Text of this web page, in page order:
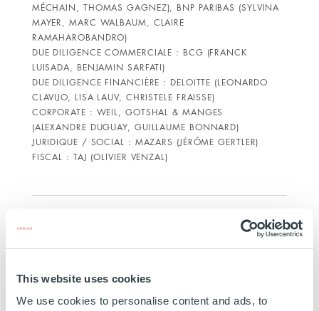
This website uses cookies
We use cookies to personalise content and ads, to
MÉCHAIN, THOMAS GAGNEZ), BNP PARIBAS (SYLVINA
MAYER, MARC WALBAUM, CLAIRE
RAMAHAROBANDRO)
DUE DILIGENCE COMMERCIALE : BCG (FRANCK
LUISADA, BENJAMIN SARFATI)
DUE DILIGENCE FINANCIÈRE : DELOITTE (LEONARDO
CLAVIJO, LISA LAUV, CHRISTELE FRAISSE)
CORPORATE : WEIL, GOTSHAL & MANGES
(ALEXANDRE DUGUAY, GUILLAUME BONNARD)
JURIDIQUE / SOCIAL : MAZARS (JÉRÔME GERTLER)
FISCAL : TAJ (OLIVIER VENZAL)
À PROPOS DE PROVIDENCE
EQUITY PARTNERS
Providence Equity Partners est une grande société de
capital-investissement d’envergure mondiale qui